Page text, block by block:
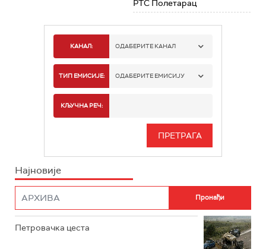
РТС Полетарац
КАНАЛ: ОДАБЕРИТЕ КАНАЛ
РТС 1
РТС 3
ТИП ЕМИСИЈЕ: ОДАБЕРИТЕ ЕМИСИЈУ
ИНФО
КЉУЧНА РЕЧ:
Најновије
Петровачка цеста